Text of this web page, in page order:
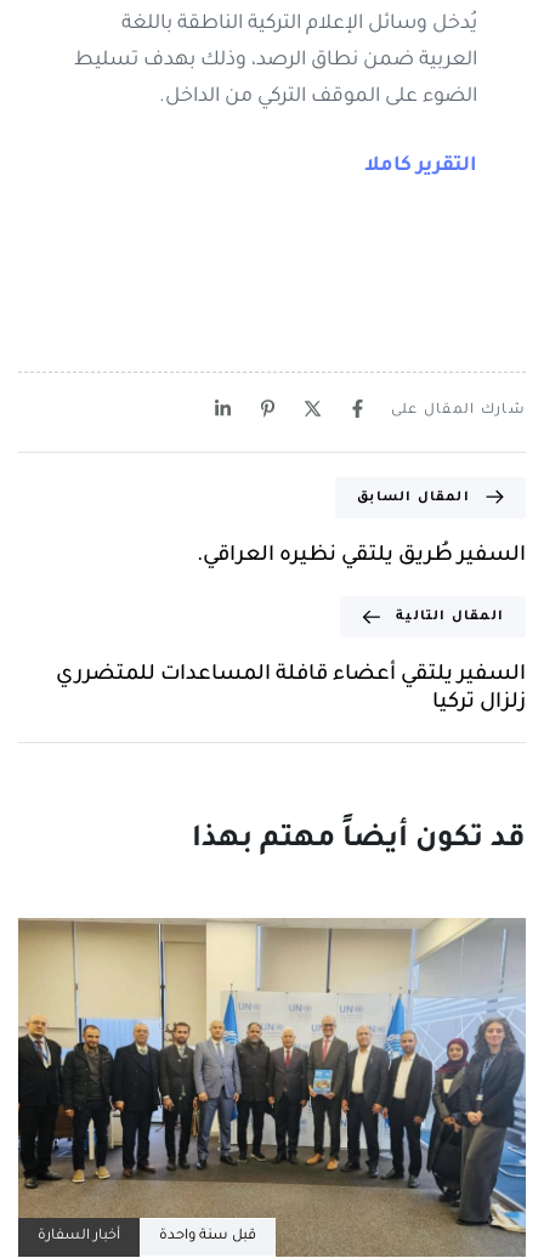
يُدخل وسائل الإعلام التركية الناطقة باللغة
العربية ضمن نطاق الرصد، وذلك بهدف تسليط
الضوء على الموقف التركي من الداخل.
التقرير كاملا
شارك المقال على
المقال السابق
السفير طُريق يلتقي نظيره العراقي.
المقال التالية
السفير يلتقي أعضاء قافلة المساعدات للمتضرري
زلزال تركيا
قبل سنة واحدة أخبار السفارة